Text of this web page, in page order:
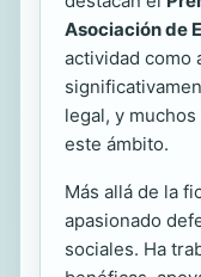
Asociación de
actividad como
legal, y
este ámbito.
Más allá de la
apasionado
sociales. Ha